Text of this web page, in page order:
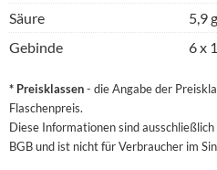
Säure
5,9
Gebinde
6 x
* Preisklassen- die Angabe der
Flaschenpreis.
Diese Informationen sind
BGB und ist nicht für Verbraucher im